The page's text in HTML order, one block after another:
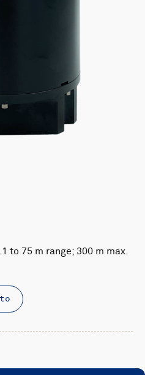
to 75 m range; 300 m max.